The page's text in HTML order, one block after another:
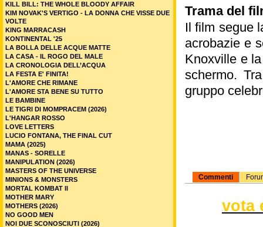
Trama del
Il film segue
acrobazie e
Knoxville e
schermo.
gruppo
Commenti
vota
KILL BILL: THE WHOLE BLOODY AFFAIR
KIM NOVAK'S VERTIGO - LA DONNA CHE VISSE DUE
VOLTE
KING MARRACASH
KONTINENTAL '25
LA BOLLA DELLE ACQUE MATTE
LA CASA - IL ROGO DEL MALE
LA CRONOLOGIA DELL’ACQUA
LA FESTA E' FINITA!
L'AMORE CHE RIMANE
L'AMORE STA BENE SU TUTTO
LE BAMBINE
LE TIGRI DI MOMPRACEM (2026)
L'HANGAR ROSSO
LOVE LETTERS
LUCIO FONTANA, THE FINAL CUT
MAMA (2025)
MANAS - SORELLE
MANIPULATION (2026)
MASTERS OF THE UNIVERSE
MINIONS & MONSTERS
MORTAL KOMBAT II
MOTHER MARY
MOTHERS (2026)
NO GOOD MEN
NOI DUE SCONOSCIUTI (2026)